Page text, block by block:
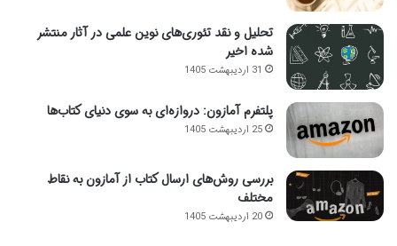
تحلیل و نقد تئوری‌های نوین علمی در آثار منتشر
شده اخیر
31 اردیبهشت 1405
پلتفرم آمازون: دروازه‌ای به سوی دنیای کتاب‌ها
25 اردیبهشت 1405
بررسی روش‌های ارسال کتاب از آمازون به نقاط
مختلف
20 اردیبهشت 1405